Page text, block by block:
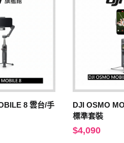
8 雲台/手
DJI OSMO
標準套裝
$4,090